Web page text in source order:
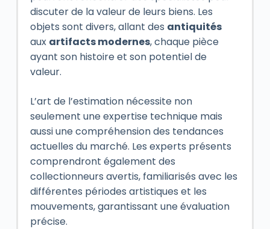
discuter de la valeur de leurs biens. Les
objets sont divers, allant des antiquités
aux artifacts modernes, chaque pièce
ayant son histoire et son potentiel de
valeur.
L’art de l’estimation nécessite non
seulement une expertise technique mais
aussi une compréhension des tendances
actuelles du marché. Les experts présents
comprendront également des
collectionneurs avertis, familiarisés avec les
différentes périodes artistiques et les
mouvements, garantissant une évaluation
précise.